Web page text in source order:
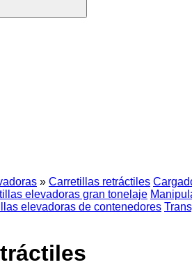
» Carretillas retráctiles
elevadoras gran tonelaje
elevadoras de contenedores